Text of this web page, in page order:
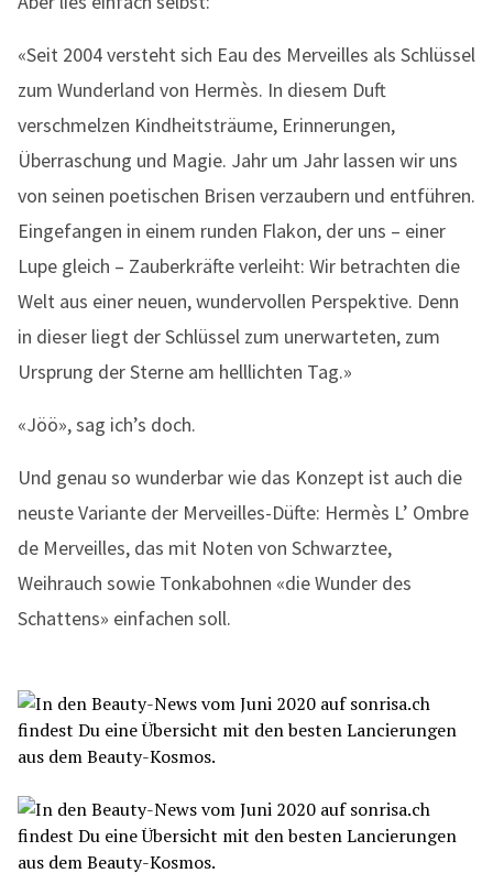
«Seit 2004 versteht sich Eau des Merveilles als Schlüssel
zum Wunderland von Hermès. In diesem Duft
verschmelzen Kindheitsträume, Erinnerungen,
Überraschung und Magie. Jahr um Jahr lassen wir uns
von seinen poetischen Brisen verzaubern und entführen.
Eingefangen in einem runden Flakon, der uns – einer
Lupe gleich – Zauberkräfte verleiht: Wir betrachten die
Welt aus einer neuen, wundervollen Perspektive. Denn
in dieser liegt der Schlüssel zum unerwarteten, zum
Ursprung der Sterne am helllichten Tag.»
«Jöö», sag ich’s doch.
Und genau so wunderbar wie das Konzept ist auch die
neuste Variante der Merveilles-Düfte: Hermès L’ Ombre
de Merveilles, das mit Noten von Schwarztee,
Weihrauch sowie Tonkabohnen «die Wunder des
Schattens» einfachen soll.